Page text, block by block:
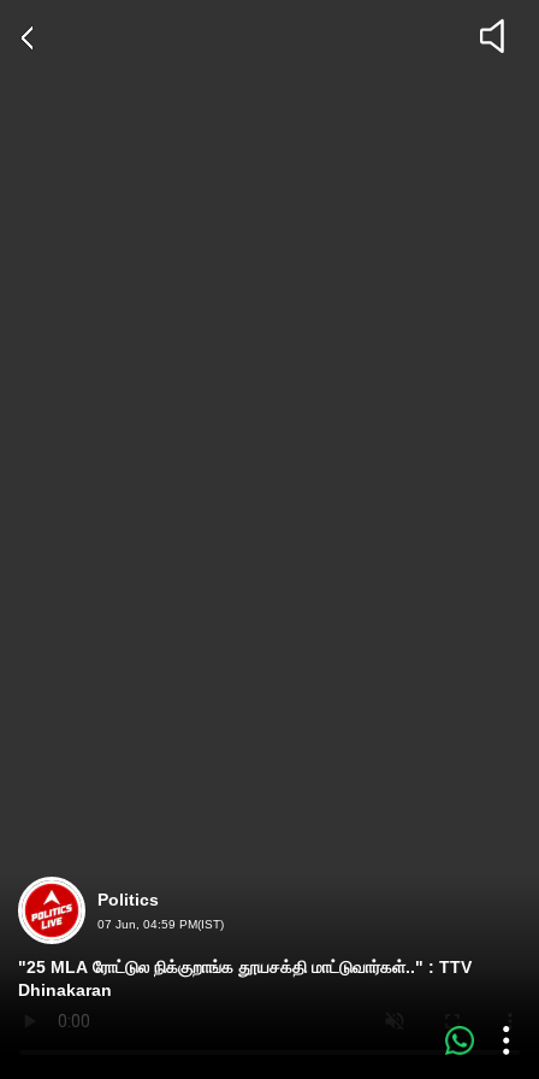
Politics
07 Jun, 04:59 PM(IST)
"25 MLA ரோட்டுல நிக்குறாங்க தூயசக்தி மாட்டுவார்கள்.." : TTV
Dhinakaran